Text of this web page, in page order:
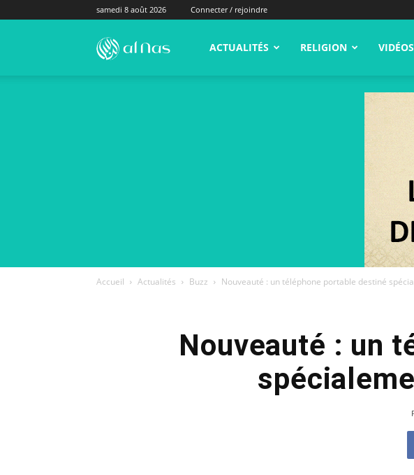
samedi 8 août 2026 Connecter / rejoindre
alNas.fr ACTUALITÉS RELIGION VIDÉOS
Accueil Actualités Buzz Nouveauté : un téléphone portable destiné
Nouveauté : un